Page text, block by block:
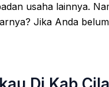
usaha lainnya.
Jika Anda